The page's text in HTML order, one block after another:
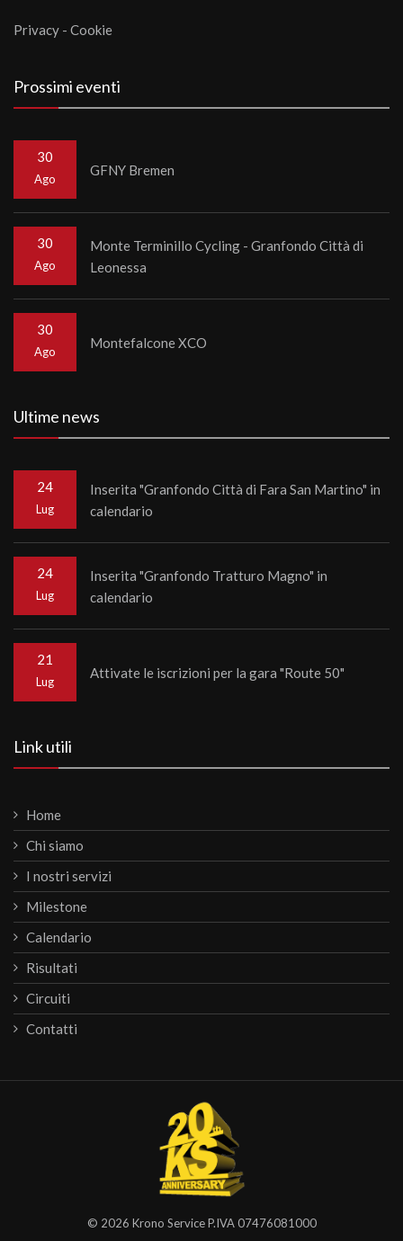
Privacy - Cookie
Prossimi eventi
30
Ago
GFNY Bremen
30
Ago
Monte Terminillo Cycling - Granfondo Città di
Leonessa
30
Ago
Montefalcone XCO
Ultime news
24
Lug
Inserita "Granfondo Città di Fara San Martino" in
calendario
24
Lug
Inserita "Granfondo Tratturo Magno" in
calendario
21
Lug
Attivate le iscrizioni per la gara "Route 50"
Link utili
Home
Chi siamo
I nostri servizi
Milestone
Calendario
Risultati
Circuiti
Contatti
© 2026 Krono ServiceP.IVA 07476081000